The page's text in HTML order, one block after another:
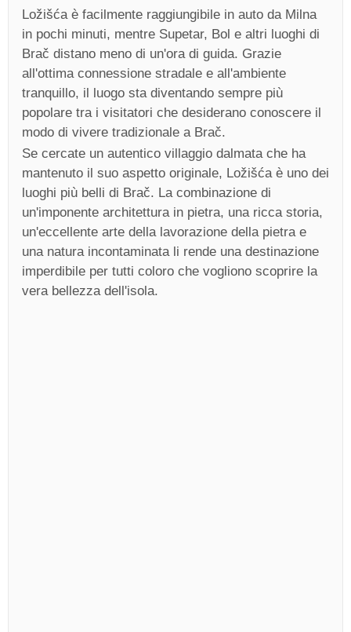
Ložišća è facilmente raggiungibile in auto da Milna
in pochi minuti, mentre Supetar, Bol e altri luoghi di
Brač distano meno di un'ora di guida. Grazie
all'ottima connessione stradale e all'ambiente
tranquillo, il luogo sta diventando sempre più
popolare tra i visitatori che desiderano conoscere il
modo di vivere tradizionale a Brač.
Se cercate un autentico villaggio dalmata che ha
mantenuto il suo aspetto originale, Ložišća è uno dei
luoghi più belli di Brač. La combinazione di
un'imponente architettura in pietra, una ricca storia,
un'eccellente arte della lavorazione della pietra e
una natura incontaminata li rende una destinazione
imperdibile per tutti coloro che vogliono scoprire la
vera bellezza dell'isola.